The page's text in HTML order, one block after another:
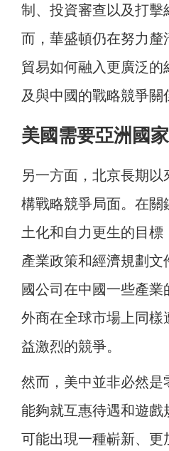
制、投資審查以及打擊
而，華盛頓仍在努力釐
貿易如何融入更廣泛的
及與中國的戰略競爭關
美國需要亞洲國
另一方面，北京長期
構戰略競爭局面。在關
土化和自力更生的目
產業政策和經濟規劃
國公司在中國一些產業
外商在全球市場上同樣
益激烈的競爭。
然而，美中並非必然是
能夠就互惠待遇和遊戲
可能出現一種嶄新、更